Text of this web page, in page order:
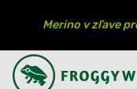
Merino v zľave